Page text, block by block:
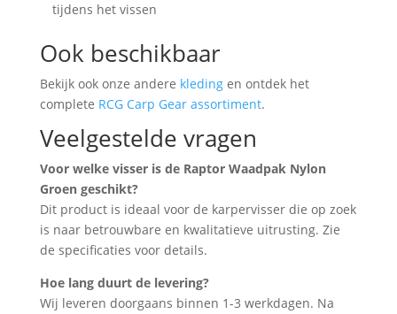
tijdens het vissen
Ook beschikbaar
Bekijk ook onze andere kledingen ontdek het
complete RCG Carp Gear assortiment.
Veelgestelde vragen
Voor welke visser is de Raptor Waadpak Nylon
Groen geschikt?
Dit product is ideaal voor de karpervisser die op zoek
is naar betrouwbare en kwalitatieve uitrusting. Zie
de specificaties voor details.
Hoe lang duurt de levering?
Wij leveren doorgaans binnen 1-3 werkdagen. Na